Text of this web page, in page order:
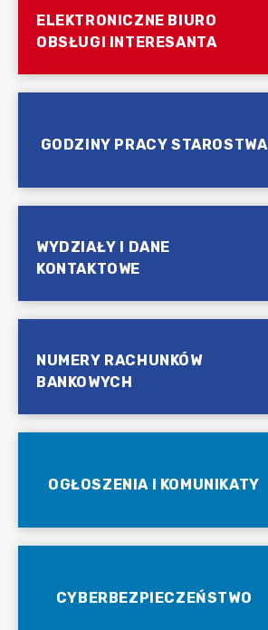
ELEKTRONICZNE BIURO
OBSŁUGI INTERESANTA
GODZINY PRACY STAROSTWA
WYDZIAŁY I DANE
KONTAKTOWE
NUMERY RACHUNKÓW
BANKOWYCH
OGŁOSZENIA I KOMUNIKATY
CYBERBEZPIECZEŃSTWO